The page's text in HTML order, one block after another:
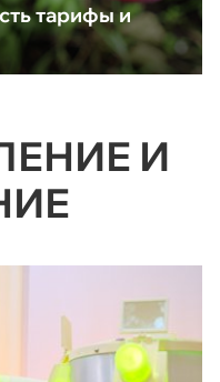
тарифы и
И